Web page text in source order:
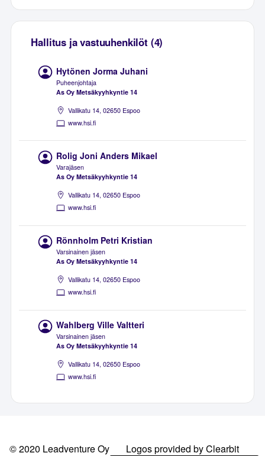
Hallitus ja vastuuhenkilöt (4)
Hytönen Jorma Juhani
Puheenjohtaja
As Oy Metsäkyyhkyntie 14
Vallikatu 14, 02650 Espoo
www.hsi.fi
Rolig Joni Anders Mikael
Varajäsen
As Oy Metsäkyyhkyntie 14
Vallikatu 14, 02650 Espoo
www.hsi.fi
Rönnholm Petri Kristian
Varsinainen jäsen
As Oy Metsäkyyhkyntie 14
Vallikatu 14, 02650 Espoo
www.hsi.fi
Wahlberg Ville Valtteri
Varsinainen jäsen
As Oy Metsäkyyhkyntie 14
Vallikatu 14, 02650 Espoo
www.hsi.fi
© 2020 Leadventure Oy
Logos provided by Clearbit